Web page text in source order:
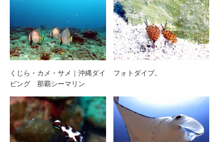
くじら・カメ・サメ｜沖縄ダイ
ビング 那覇シーマリン
フォトダイブ。